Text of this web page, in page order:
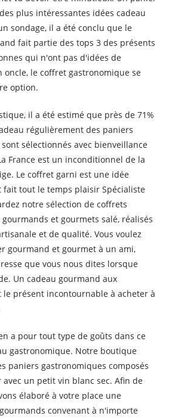
plus intéressantes idées cadeau
sondage, il a été conclu que le
fait partie des tops 3 des présents
qui n'ont pas d'idées de
oncle, le coffret gastronomique se
option.
il a été estimé que près de 71%
régulièrement des paniers
sélectionnés avec bienveillance
France est un inconditionnel de la
Le coffret garni est une idée
fait tout le temps plaisir Spécialiste
notre sélection de coffrets
et gourmets salé, réalisés
et de qualité. Vous voulez
gourmand et gourmet à un ami,
que vous nous dites lorsque
Un cadeau gourmand aux
le présent incontournable à acheter à
a pour tout type de goûts dans ce
gastronomique. Notre boutique
paniers gastronomiques composés
un petit vin blanc sec. Afin de
élaboré à votre place une
convenant à n'importe